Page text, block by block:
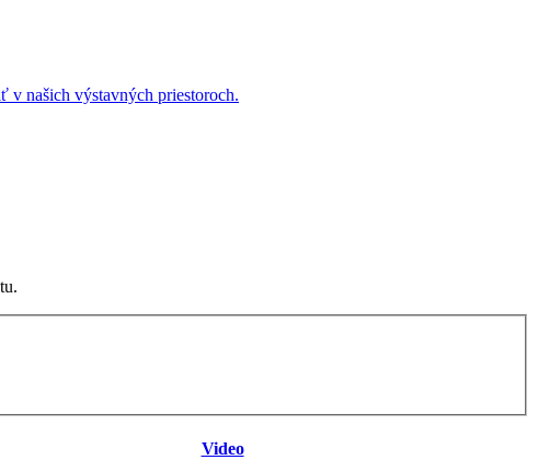
v našich výstavných priestoroch.
Video